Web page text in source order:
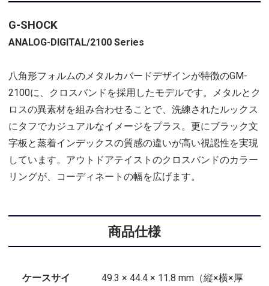
G-SHOCK
ANALOG-DIGITAL/2100 Series
八角形フォルムのメタルカバードデザインが特徴のGM-
2100に、クロスバンドを採用したモデルです。メタルとク
ロスの異素材を組み合わせることで、洗練されたルックス
にタフでカジュアルなイメージをプラス。更にブラック文
字板と蒸着インデックスの質感の違いが高い視認性を実現
しています。アウトドアテイストのクロスバンドのカラー
リングが、コーディネートの幅を広げます。
商品仕様
ケースサイ
49.3 × 44.4 × 11.8 mm（縦×横×厚